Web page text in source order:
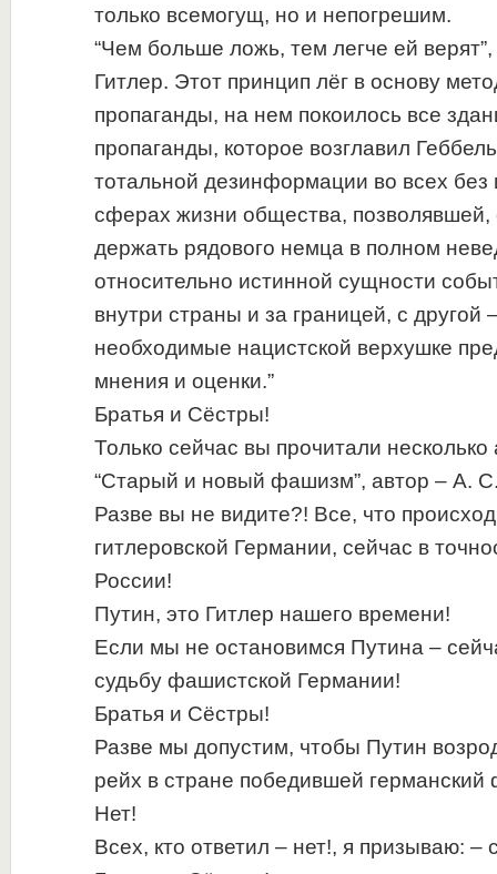
только всемогущ, но и непогрешим.
“Чем больше ложь, тем легче ей
Гитлер. Этот принцип лёг в основу
пропаганды, на нем покоилось все
пропаганды, которое возглавил
тотальной дезинформации во всех без
сферах жизни общества, позволявшей,
держать рядового немца в полном
относительно истинной сущности
внутри страны и за границей, с другой
необходимые нацистской верхушке
мнения и оценки.”
Братья и Сёстры!
Только сейчас вы прочитали несколько
“Старый и новый фашизм”, автор – А.
Разве вы не видите?! Все, что
гитлеровской Германии, сейчас в
России!
Путин, это Гитлер нашего времени!
Если мы не остановимся Путина –
судьбу фашистской Германии!
Братья и Сёстры!
Разве мы допустим, чтобы Путин
рейх в стране победившей
Нет!
Всех, кто ответил – нет!, я призываю: –